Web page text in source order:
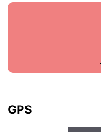
GPS